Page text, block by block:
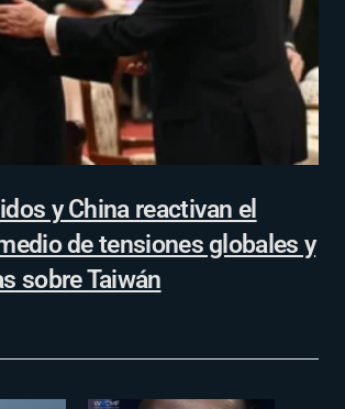
y China reactivan el
de tensiones globales y
sobre Taiwán